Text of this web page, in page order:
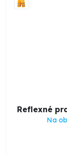
Reflexné
Na